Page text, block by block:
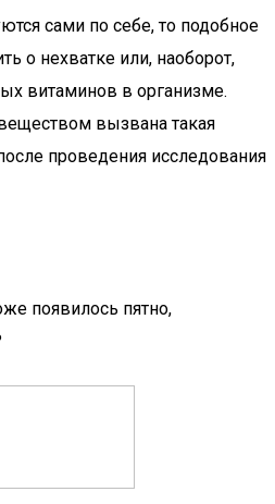
сами по себе, то подобное
о нехватке или, наоборот,
витаминов в организме.
вызвана такая
проведения исследования